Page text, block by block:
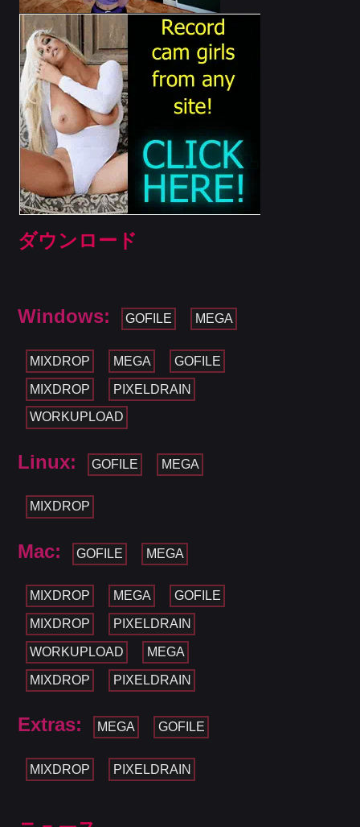
ダウンロード
Windows: GOFILE MEGA
MIXDROP MEGA GOFILE
MIXDROP PIXELDRAIN
WORKUPLOAD
Linux: GOFILE MEGA
MIXDROP
Mac: GOFILE MEGA
MIXDROP MEGA GOFILE
MIXDROP PIXELDRAIN
WORKUPLOAD MEGA
MIXDROP PIXELDRAIN
Extras: MEGA GOFILE
MIXDROP PIXELDRAIN